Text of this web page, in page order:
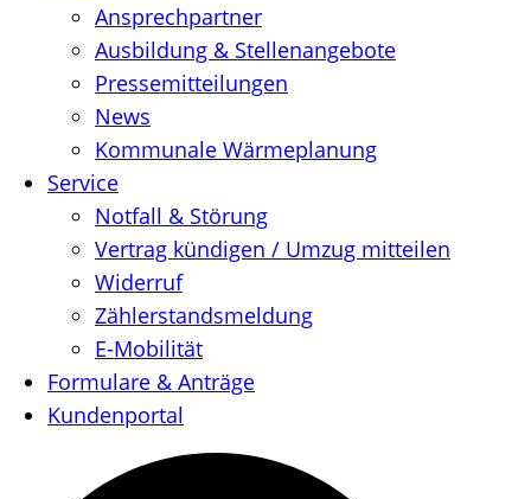
Ansprechpartner
Ausbildung & Stellenangebote
Pressemitteilungen
News
Kommunale Wärmeplanung
Service
Notfall & Störung
Vertrag kündigen / Umzug mitteilen
Widerruf
Zählerstandsmeldung
E-Mobilität
Formulare & Anträge
Kundenportal